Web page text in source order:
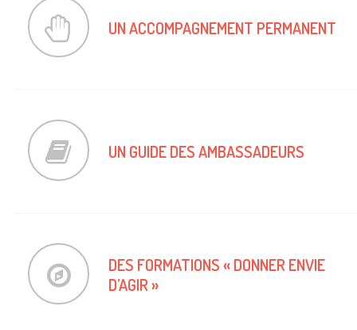
UN ACCOMPAGNEMENT PERMANENT
rencontres entre ambassadeurs.
UN GUIDE DES AMBASSADEURS
accompagnent au quotidien.
DES FORMATIONS « DONNER ENVIE
D’AGIR »
des prises de conscience et donner envie
d’agir à chacun.